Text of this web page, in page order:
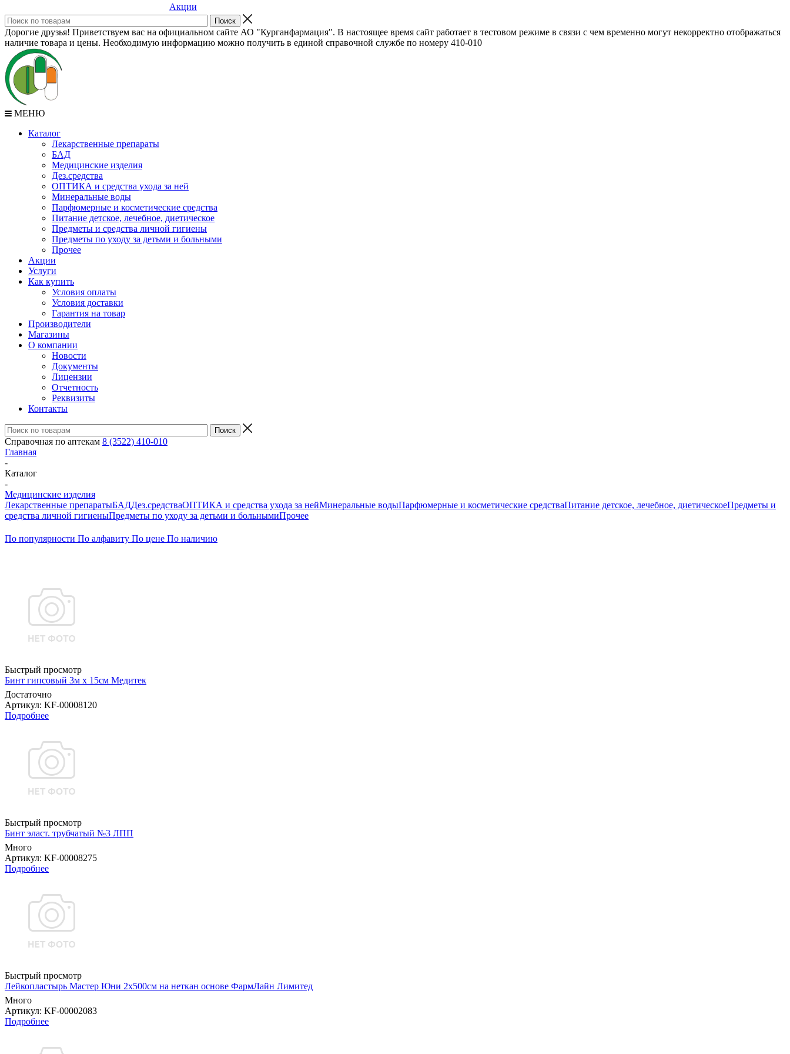
Акции
Дорогие друзья! Приветствуем вас на официальном сайте АО "Курганфармация". В настоящее время сайт работает в тестовом режиме в связи с чем временно могут некорректно отображаться
наличие товара и цены. Необходимую информацию можно получить в единой справочной службе по номеру 410-010
МЕНЮ
Каталог
Лекарственные препараты
БАД
Медицинские изделия
Дез.средства
ОПТИКА и средства ухода за ней
Минеральные воды
Парфюмерные и косметические средства
Питание детское, лечебное, диетическое
Предметы и средства личной гигиены
Предметы по уходу за детьми и больными
Прочее
Акции
Услуги
Как купить
Условия оплаты
Условия доставки
Гарантия на товар
Производители
Магазины
О компании
Новости
Документы
Лицензии
Отчетность
Реквизиты
Контакты
Справочная по аптекам 8 (3522) 410-010
Главная
-
Каталог
-
Медицинские изделия
Лекарственные препаратыБАДДез.средстваОПТИКА и средства ухода за нейМинеральные водыПарфюмерные и косметические средстваПитание детское, лечебное, диетическоеПредметы и
средства личной гигиеныПредметы по уходу за детьми и больнымиПрочее
По популярности По алфавиту По цене По наличию
Быстрый просмотр
Бинт гипсовый 3м х 15см Медитек
Достаточно
Артикул: KF-00008120
Подробнее
Быстрый просмотр
Бинт эласт. трубчатый №3 ЛПП
Много
Артикул: KF-00008275
Подробнее
Быстрый просмотр
Лейкопластырь Мастер Юни 2х500см на неткан основе ФармЛайн Лимитед
Много
Артикул: KF-00002083
Подробнее